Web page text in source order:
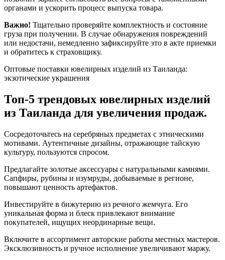
органами и ускорить процесс выпуска товара.
Важно! Тщательно проверяйте комплектность и состояние
груза при получении. В случае обнаружения повреждений
или недостачи, немедленно зафиксируйте это в акте приемки
и обратитесь к страховщику.
Оптовые поставки ювелирных изделий из Таиланда:
экзотические украшения
Топ-5 трендовых ювелирных изделий
из Таиланда для увеличения продаж.
Сосредоточьтесь на серебряных предметах с этническими
мотивами. Аутентичные дизайны, отражающие тайскую
культуру, пользуются спросом.
Предлагайте золотые аксессуары с натуральными камнями.
Сапфиры, рубины и изумруды, добываемые в регионе,
повышают ценность артефактов.
Инвестируйте в бижутерию из речного жемчуга. Его
уникальная форма и блеск привлекают внимание
покупателей, ищущих неординарные вещи.
Включите в ассортимент авторские работы местных мастеров.
Эксклюзивность и ручное исполнение увеличивают маржу.